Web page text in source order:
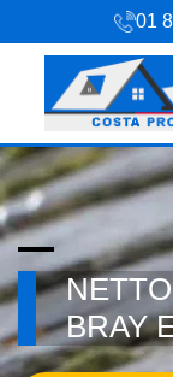
01
BRAY